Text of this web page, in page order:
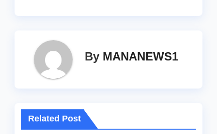
By MANANEWS1
Related Post